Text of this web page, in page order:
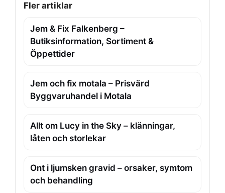
Fler artiklar
Jem & Fix Falkenberg –
Butiksinformation, Sortiment &
Öppettider
Jem och fix motala – Prisvärd
Byggvaruhandel i Motala
Allt om Lucy in the Sky – klänningar,
låten och storlekar
Ont i ljumsken gravid – orsaker, symtom
och behandling